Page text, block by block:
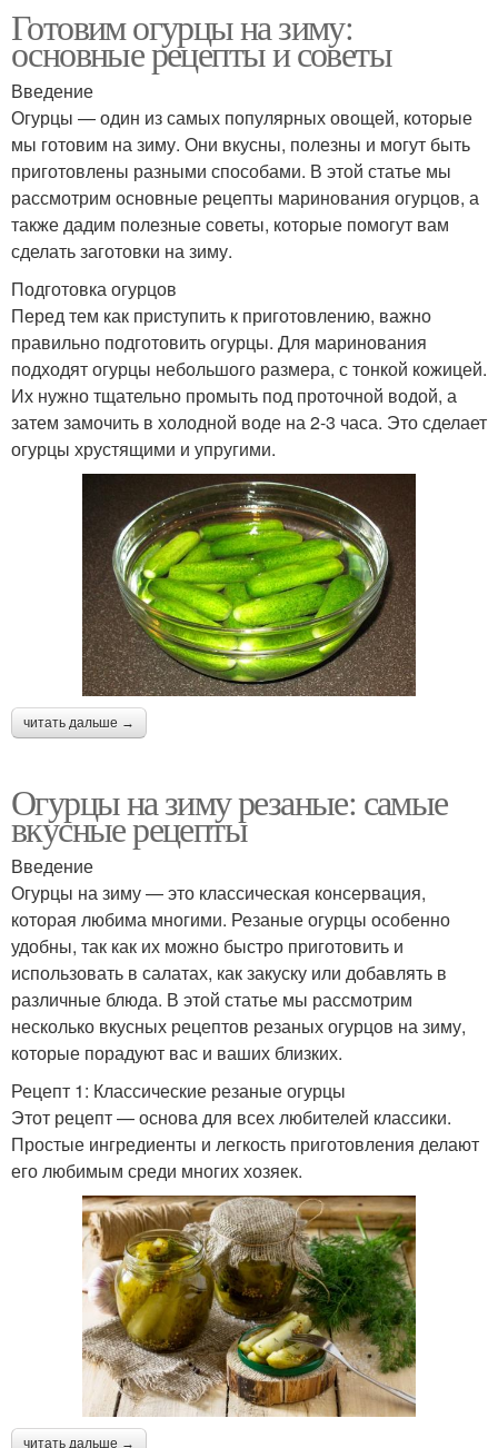
Готовим огурцы на зиму:
основные рецепты и советы
Введение
Огурцы — один из самых популярных овощей, которые
мы готовим на зиму. Они вкусны, полезны и могут быть
приготовлены разными способами. В этой статье мы
рассмотрим основные рецепты маринования огурцов, а
также дадим полезные советы, которые помогут вам
сделать заготовки на зиму.
Подготовка огурцов
Перед тем как приступить к приготовлению, важно
правильно подготовить огурцы. Для маринования
подходят огурцы небольшого размера, с тонкой кожицей.
Их нужно тщательно промыть под проточной водой, а
затем замочить в холодной воде на 2-3 часа. Это сделает
огурцы хрустящими и упругими.
читать дальше →
Огурцы на зиму резаные: самые
вкусные рецепты
Введение
Огурцы на зиму — это классическая консервация,
которая любима многими. Резаные огурцы особенно
удобны, так как их можно быстро приготовить и
использовать в салатах, как закуску или добавлять в
различные блюда. В этой статье мы рассмотрим
несколько вкусных рецептов резаных огурцов на зиму,
которые порадуют вас и ваших близких.
Рецепт 1: Классические резаные огурцы
Этот рецепт — основа для всех любителей классики.
Простые ингредиенты и легкость приготовления делают
его любимым среди многих хозяек.
читать дальше →